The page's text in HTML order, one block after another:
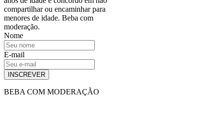
compartilhar ou encaminhar para
menores de idade. Beba com
moderação.
Nome
E-mail
INSCREVER
BEBA COM MODERAÇÃO